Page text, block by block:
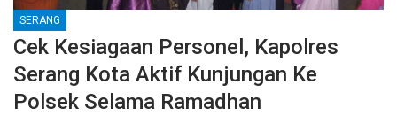
SERANG
Cek Kesiagaan Personel, Kapolres
Serang Kota Aktif Kunjungan Ke
Polsek Selama Ramadhan